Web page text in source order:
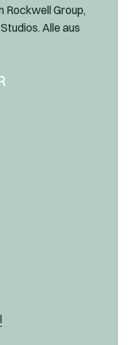
Rockwell Group,
Alle aus